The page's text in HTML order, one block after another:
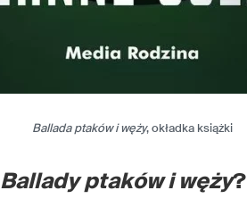
Ballada ptaków i węży, okładka książki
Ballady ptaków i węży?